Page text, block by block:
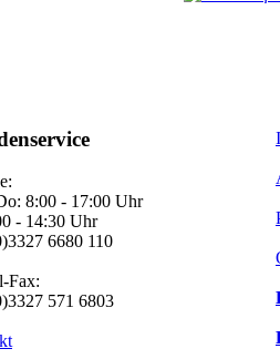
8:00 - 17:00 Uhr
- 14:30 Uhr
6680 110
Fax:
571 6803